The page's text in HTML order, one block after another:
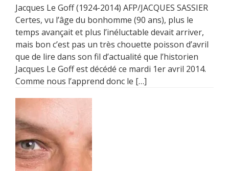
Jacques Le Goff (1924-2014) AFP/JACQUES SASSIER
Certes, vu l’âge du bonhomme (90 ans), plus le
temps avançait et plus l’inéluctable devait arriver,
mais bon c’est pas un très chouette poisson d’avril
que de lire dans son fil d’actualité que l’historien
Jacques Le Goff est décédé ce mardi 1er avril 2014.
Comme nous l’apprend donc le […]